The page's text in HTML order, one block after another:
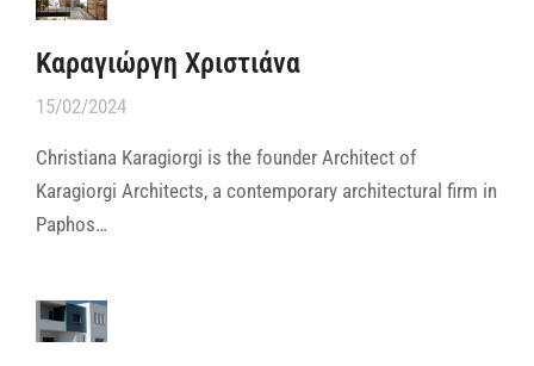
Καραγιώργη Χριστιάνα
15/02/2024
Christiana Karagiorgi is the founder Architect of
Karagiorgi Architects, a contemporary architectural firm in
Paphos…